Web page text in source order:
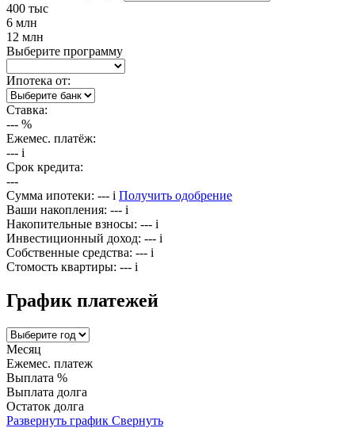
400 тыс
6 млн
12 млн
Выберите программу
Ипотека от:
Ставка:
--- %
Ежемес. платёж:
--- i
Срок кредита:
---
Сумма ипотеки: --- i Получить одобрение
Ваши накопления: --- i
Накопительные взносы: --- i
Инвестиционный доход: --- i
Собственные средства: --- i
Стомость квартиры: --- i
График платежей
Месяц
Ежемес. платеж
Выплата %
Выплата долга
Остаток долга
Развернуть график Свернуть